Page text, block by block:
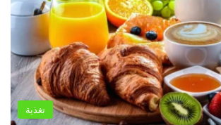
تغذية